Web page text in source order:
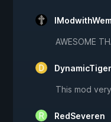
AWESOME
This mod
RedSeveren